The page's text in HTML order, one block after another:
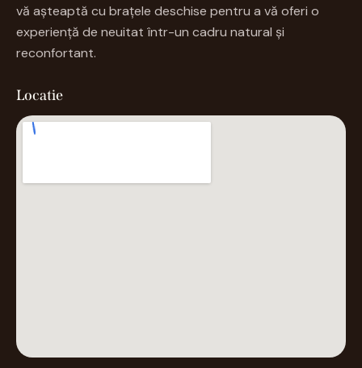
vă așteaptă cu brațele deschise pentru a vă oferi o
experiență de neuitat într-un cadru natural și
reconfortant.
Locatie